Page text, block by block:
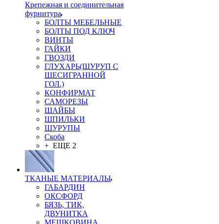
Крепежная и соединительная
фурнитура
БОЛТЫ МЕБЕЛЬНЫЕ
БОЛТЫ ПОД КЛЮЧ
ВИНТЫ
ГАЙКИ
ГВОЗДИ
ГЛУХАРЬ(ШУРУП С
ШЕСИГРАННОЙ
ГОЛ.)
КОНФИРМАТ
САМОРЕЗЫ
ШАЙБЫ
ШПИЛЬКИ
ШУРУПЫ
Скоба
+ ЕЩЕ 2
ТКАНЫЕ МАТЕРИАЛЫ
ГАБАРДИН
ОКСФОРД
БЯЗЬ, ТИК,
ДВУНИТКА
МЕШКОВИНА